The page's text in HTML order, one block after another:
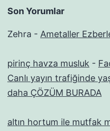
Son Yorumlar
Zehra - Ametaller
pirinç havza musluk -
Canlı yayın trafiğinde
daha ÇÖZÜM BURADA
altın hortum ile mutfak